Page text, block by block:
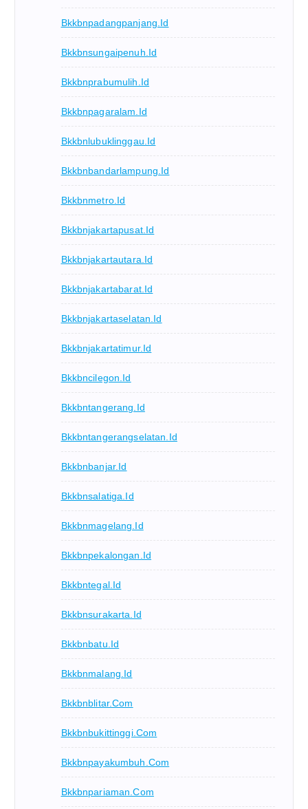
Bkkbnpadangpanjang.id
Bkkbnsungaipenuh.id
Bkkbnprabumulih.id
Bkkbnpagaralam.id
Bkkbnlubuklinggau.id
Bkkbnbandarlampung.id
Bkkbnmetro.id
Bkkbnjakartapusat.id
Bkkbnjakartautara.id
Bkkbnjakartabarat.id
Bkkbnjakartaselatan.id
Bkkbnjakartatimur.id
Bkkbncilegon.id
Bkkbntangerang.id
Bkkbntangerangselatan.id
Bkkbnbanjar.id
Bkkbnsalatiga.id
Bkkbnmagelang.id
Bkkbnpekalongan.id
Bkkbntegal.id
Bkkbnsurakarta.id
Bkkbnbatu.id
Bkkbnmalang.id
Bkkbnblitar.com
Bkkbnbukittinggi.com
Bkkbnpayakumbuh.com
Bkkbnpariaman.com